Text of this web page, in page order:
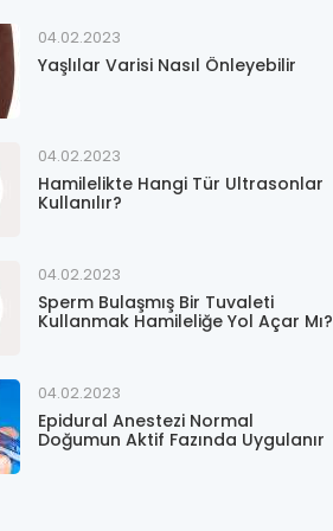
04.02.2023
Yaşlılar Varisi Nasıl Önleyebilir
04.02.2023
Hamilelikte Hangi Tür Ultrasonlar
Kullanılır?
04.02.2023
Sperm Bulaşmış Bir Tuvaleti
Kullanmak Hamileliğe Yol Açar Mı?
04.02.2023
Epidural Anestezi Normal
Doğumun Aktif Fazında Uygulanır